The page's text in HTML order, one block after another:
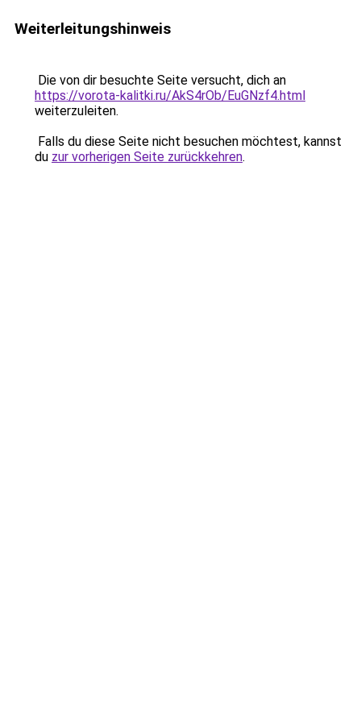
Weiterleitungshinweis
Die von dir besuchte Seite versucht, dich an
https://vorota-kalitki.ru/AkS4rOb/EuGNzf4.html
weiterzuleiten.
Falls du diese Seite nicht besuchen möchtest, kannst
du zur vorherigen Seite zurückkehren.